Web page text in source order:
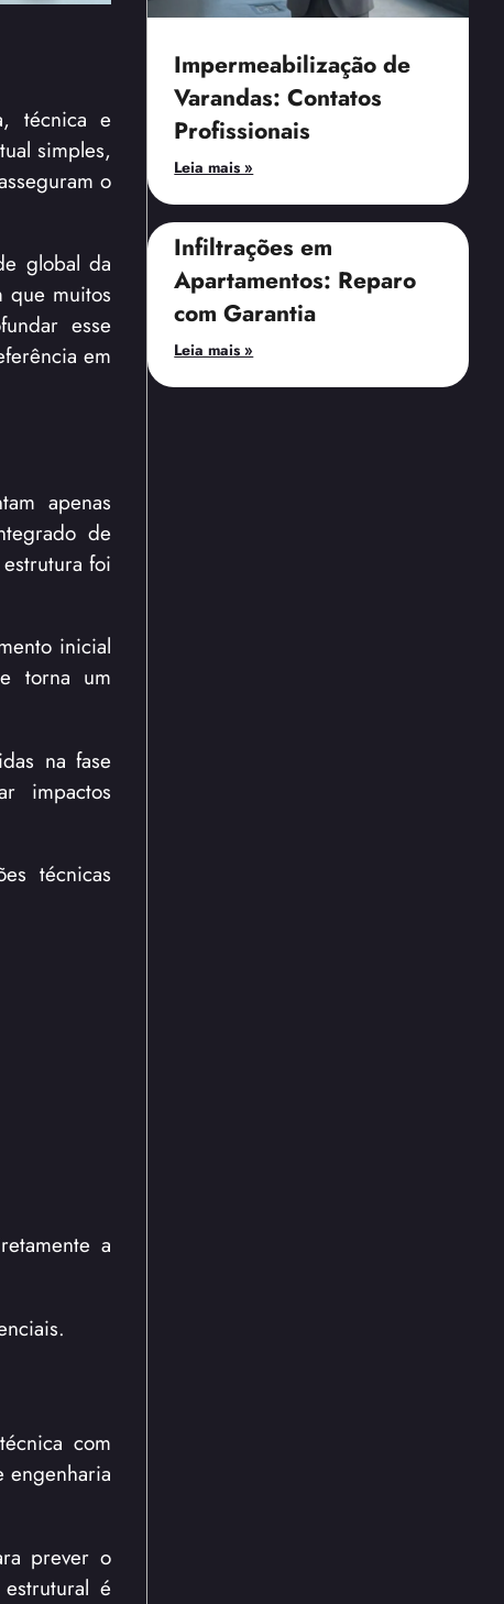
técnica e
simples,
o
global da
que muitos
esse
em
apenas
de
foi
inicial
torna um
na fase
impactos
técnicas
a
com
engenharia
prever o
é
Impermeabilização de
Varandas: Contatos
Profissionais
Leia mais »
Infiltrações em
Apartamentos: Reparo
com Garantia
Leia mais »